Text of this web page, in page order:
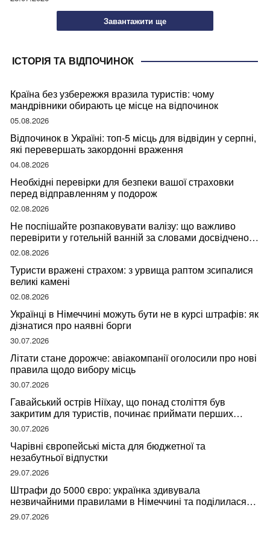
Завантажити ще
ІСТОРІЯ ТА ВІДПОЧИНОК
Країна без узбережжя вразила туристів: чому
мандрівники обирають це місце на відпочинок
05.08.2026
Відпочинок в Україні: топ-5 місць для відвідин у серпні,
які перевершать закордонні враження
04.08.2026
Необхідні перевірки для безпеки вашої страховки
перед відправленням у подорож
02.08.2026
Не поспішайте розпаковувати валізу: що важливо
перевірити у готельній ванній за словами досвідченої
мандрівниці
02.08.2026
Туристи вражені страхом: з урвища раптом зсипалися
великі камені
02.08.2026
Українці в Німеччині можуть бути не в курсі штрафів: як
дізнатися про наявні борги
30.07.2026
Літати стане дорожче: авіакомпанії оголосили про нові
правила щодо вибору місць
30.07.2026
Гавайський острів Ніїхау, що понад століття був
закритим для туристів, починає приймати перших
відвідувачів
30.07.2026
Чарівні європейські міста для бюджетної та
незабутньої відпустки
29.07.2026
Штрафи до 5000 євро: українка здивувала
незвичайними правилами в Німеччині та поділилася
правдою
29.07.2026